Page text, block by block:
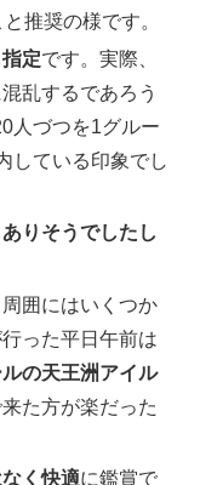
推奨の様です。
定です。実際、
乱するであろう
人づつを1グルー
している印象でし
りそうでしたし
囲にはいくつか
った平日午前は
の天王洲アイル
た方が楽だった
く快適に鑑賞で